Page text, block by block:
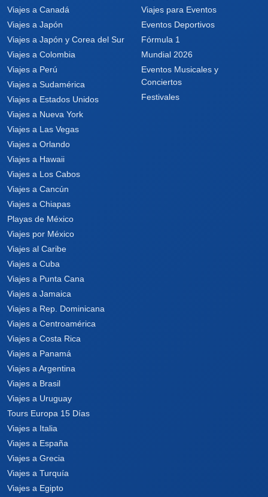
Viajes a Canadá
Viajes a Japón
Viajes a Japón y Corea del Sur
Viajes a Colombia
Viajes a Perú
Viajes a Sudamérica
Viajes a Estados Unidos
Viajes a Nueva York
Viajes a Las Vegas
Viajes a Orlando
Viajes a Hawaii
Viajes a Los Cabos
Viajes a Cancún
Viajes a Chiapas
Playas de México
Viajes por México
Viajes al Caribe
Viajes a Cuba
Viajes a Punta Cana
Viajes a Jamaica
Viajes a Rep. Dominicana
Viajes a Centroamérica
Viajes a Costa Rica
Viajes a Panamá
Viajes a Argentina
Viajes a Brasil
Viajes a Uruguay
Tours Europa 15 Días
Viajes a Italia
Viajes a España
Viajes a Grecia
Viajes a Turquía
Viajes a Egipto
Viajes para Eventos
Eventos Deportivos
Fórmula 1
Mundial 2026
Eventos Musicales y
Conciertos
Festivales